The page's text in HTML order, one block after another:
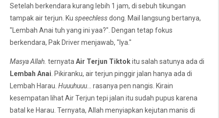
Setelah berkendara kurang lebih 1 jam, di sebuh tikungan
tampak air terjun. Ku speechlessdong. Mail langsung bertanya,
"Lembah Anai tuh yang ini yaa?". Dengan tetap fokus
berkendara, Pak Driver menjawab, "Iya."
Masya Allah. ternyataAir Terjun Tiktokitu salah satunya ada di
Lembah Anai. Pikiranku, air terjun pinggir jalan hanya ada di
Lembah Harau. Huuuhuuu... rasanya pen nangis. Kirain
kesempatan lihat Air Terjun tepi jalan itu sudah pupus karena
batal ke Harau. Ternyata, Allah menyiapkan kejutan manis di